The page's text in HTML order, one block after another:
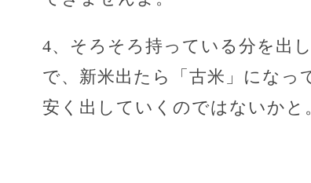
4、そろそろ持っている分を出
で、新米出たら「古米」になっ
安く出していくのではないかと